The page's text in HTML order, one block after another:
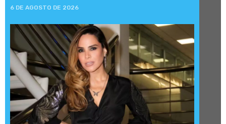
6 DE AGOSTO DE 2026